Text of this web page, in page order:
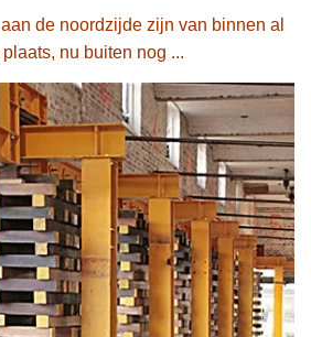
de noordzijde zijn van binnen al
nu buiten nog ...